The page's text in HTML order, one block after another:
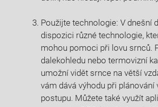
Použijte ‍technologie: V dnešní
dispozici různé⁤ technologie,
mohou ⁢pomoci při lovu srnců.
dalekohledu nebo termovizní
umožní vidět srnce na větší
vám dává výhodu při⁣ plánování
postupu. Můžete také ‍využít